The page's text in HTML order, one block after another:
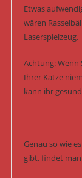
Etwas
wären
Laserspielzeug.
Achtung: Wenn
Ihrer Katze
kann ihr
Genau so wie
gibt, findet